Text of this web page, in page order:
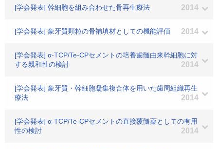
[学会発表] 幹細胞を組み合わせた骨再生療法 2014
[学会発表] 象牙質顆粒の骨補填材としての機能評価 2014
[学会発表] α-TCP/Te-CPセメントの培養歯髄由来幹細胞に対
する親和性の検討
2014
[学会発表] 象牙質・幹細胞凝集複合体を用いた歯周組織再生
療法
2014
[学会発表] α-TCP/Te-CPセメントの直接覆髄薬としての有用
性の検討
2014